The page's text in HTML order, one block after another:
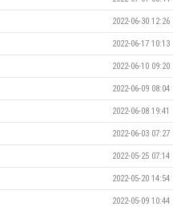
2022-06-30 12:26
2022-06-17 10:13
2022-06-10 09:20
2022-06-09 08:04
2022-06-08 19:41
2022-06-03 07:27
2022-05-25 07:14
2022-05-20 14:54
2022-05-09 10:44